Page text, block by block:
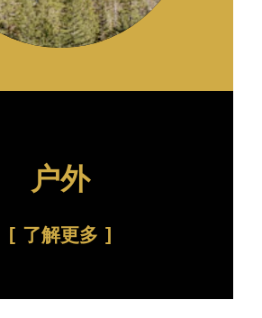
户外
了解更多